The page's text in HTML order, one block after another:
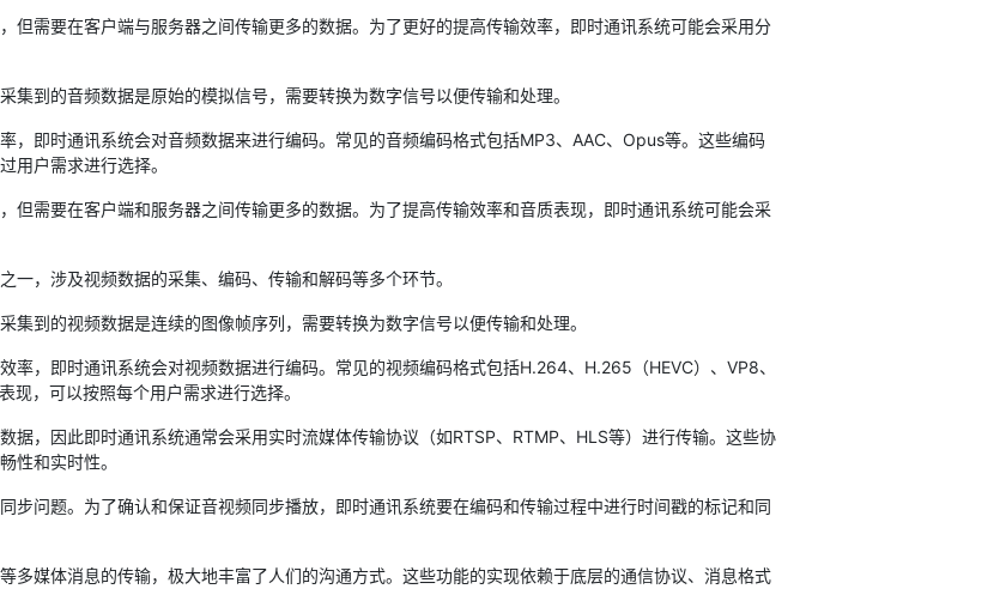
需要在客户端与服务器之间传输更多的数据。为了更好的提高传输效率，即时通讯系统可能会采用分
到的音频数据是原始的模拟信号，需要转换为数字信号以便传输和处理。
即时通讯系统会对音频数据来进行编码。常见的音频编码格式包括MP3、AAC、Opus等。这些编码
用户需求进行选择。
需要在客户端和服务器之间传输更多的数据。为了提高传输效率和音质表现，即时通讯系统可能会采
，涉及视频数据的采集、编码、传输和解码等多个环节。
到的视频数据是连续的图像帧序列，需要转换为数字信号以便传输和处理。
，即时通讯系统会对视频数据进行编码。常见的视频编码格式包括H.264、H.265（HEVC）、VP8、
，可以按照每个用户需求进行选择。
，因此即时通讯系统通常会采用实时流媒体传输协议（如RTSP、RTMP、HLS等）进行传输。这些协
性和实时性。
问题。为了确认和保证音视频同步播放，即时通讯系统要在编码和传输过程中进行时间戳的标记和同
媒体消息的传输，极大地丰富了人们的沟通方式。这些功能的实现依赖于底层的通信协议、消息格式